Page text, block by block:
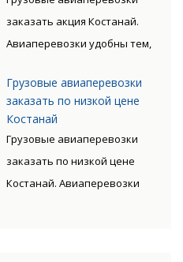
без излишних остановок. Цену
такого вида перевозки
дороже, чем доставка морем
либо машиной. Но стоимость
окупается преимуществами
авиаперевозок.
заказать акция Костанай.
Авиаперевозки удобны тем,
время клиента. Грузы
доставляются быстро, без
такого вида перевозки
дороже, чем доставка морем
Грузовые авиаперевозки
заказать по низкой цене
Костанай
Грузовые авиаперевозки
заказать по низкой цене
Костанай. Авиаперевозки